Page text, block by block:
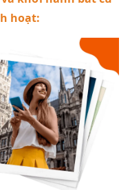
hoạt: